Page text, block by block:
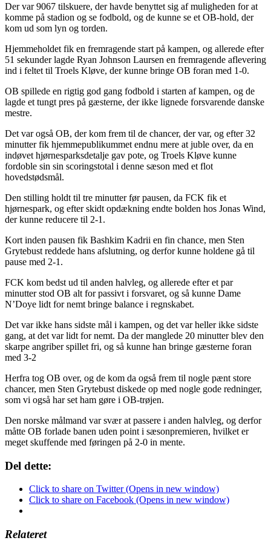
Der var 9067 tilskuere, der havde benyttet sig af muligheden for at
komme på stadion og se fodbold, og de kunne se et OB-hold, der
kom ud som lyn og torden.
Hjemmeholdet fik en fremragende start på kampen, og allerede efter
51 sekunder lagde Ryan Johnson Laursen en fremragende aflevering
ind i feltet til Troels Kløve, der kunne bringe OB foran med 1-0.
OB spillede en rigtig god gang fodbold i starten af kampen, og de
lagde et tungt pres på gæsterne, der ikke lignede forsvarende danske
mestre.
Det var også OB, der kom frem til de chancer, der var, og efter 32
minutter fik hjemmepublikummet endnu mere at juble over, da en
indøvet hjørnesparksdetalje gav pote, og Troels Kløve kunne
fordoble sin sin scoringstotal i denne sæson med et flot
hovedstødsmål.
Den stilling holdt til tre minutter før pausen, da FCK fik et
hjørnespark, og efter skidt opdækning endte bolden hos Jonas Wind,
der kunne reducere til 2-1.
Kort inden pausen fik Bashkim Kadrii en fin chance, men Sten
Grytebust reddede hans afslutning, og derfor kunne holdene gå til
pause med 2-1.
FCK kom bedst ud til anden halvleg, og allerede efter et par
minutter stod OB alt for passivt i forsvaret, og så kunne Dame
N’Doye lidt for nemt bringe balance i regnskabet.
Det var ikke hans sidste mål i kampen, og det var heller ikke sidste
gang, at det var lidt for nemt. Da der manglede 20 minutter blev den
skarpe angriber spillet fri, og så kunne han bringe gæsterne foran
med 3-2
Herfra tog OB over, og de kom da også frem til nogle pænt store
chancer, men Sten Grytebust diskede op med nogle gode redninger,
som vi også har set ham gøre i OB-trøjen.
Den norske målmand var svær at passere i anden halvleg, og derfor
måtte OB forlade banen uden point i sæsonpremieren, hvilket er
meget skuffende med føringen på 2-0 in mente.
Del dette:
Click to share on Twitter (Opens in new window)
Click to share on Facebook (Opens in new window)
Relateret